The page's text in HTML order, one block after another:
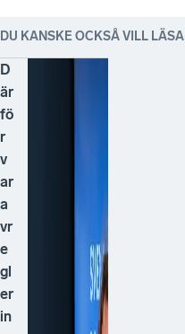
DU KANSKE OCKSÅ VILL LÄSA
D
är
fö
r
v
ar
a
vr
e
gl
er
in